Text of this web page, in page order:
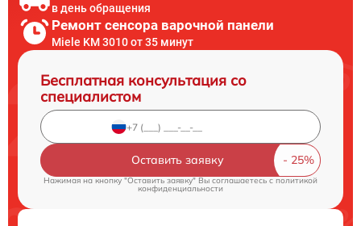
в день обращения
Ремонт сенсора варочной панели
Miele KM 3010 от 35 минут
Бесплатная консультация со
специалистом
Оставить заявку
Нажимая на кнопку "Оставить заявку" Вы соглашаетесь cполитикой
конфиденциальности